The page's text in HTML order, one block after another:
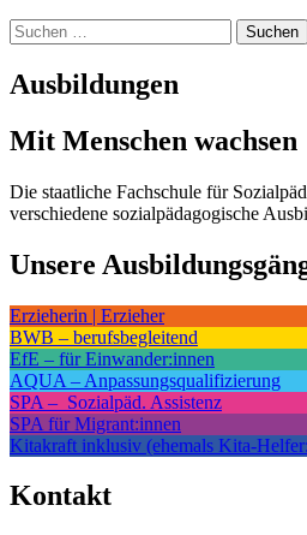
Suchen
Suchen
nach:
Ausbildungen
Mit Menschen wachsen
Die staatliche Fachschule für
verschiedene sozialpädagogische
Unsere
Unterthemen
zu
diesem
Thema:
Erzieherin | Erzieher
BWB – berufsbegleitend
EfE – für Einwander:innen
AQUA – Anpassungs­qualifizierung
SPA – ­ Sozialpäd. Assistenz
SPA für Migrant:innen
Kitakraft inklusiv (ehemals Kita-
Kontakt